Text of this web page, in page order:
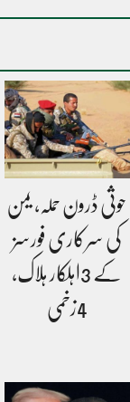
حوثی ڈرون حملہ، یمن
کی سرکاری فورسز
کے 3اہلکار ہلاک،
4زخمی